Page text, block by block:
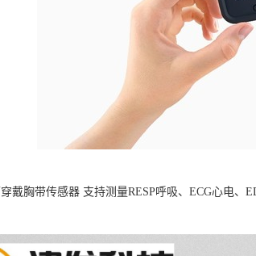
戴胸带传感器 支持测量RESP呼吸、ECG心电